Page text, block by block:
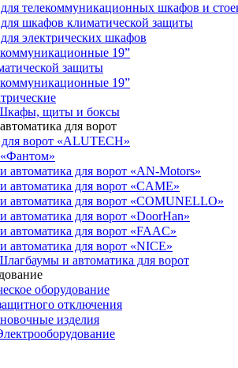
телекоммуникационных шкафов и
шкафов климатической защиты
электрических шкафов
19”
защиты
19”
Шкафы, щиты и боксы
для ворот
ворот «ALUTECH»
автоматика для ворот «AN-Motors»
автоматика для ворот «CAME»
автоматика для ворот «COMUNELLO»
автоматика для ворот «DoorHan»
автоматика для ворот «FAAC»
автоматика для ворот «NICE»
и автоматика для ворот
оборудование
отключения
изделия